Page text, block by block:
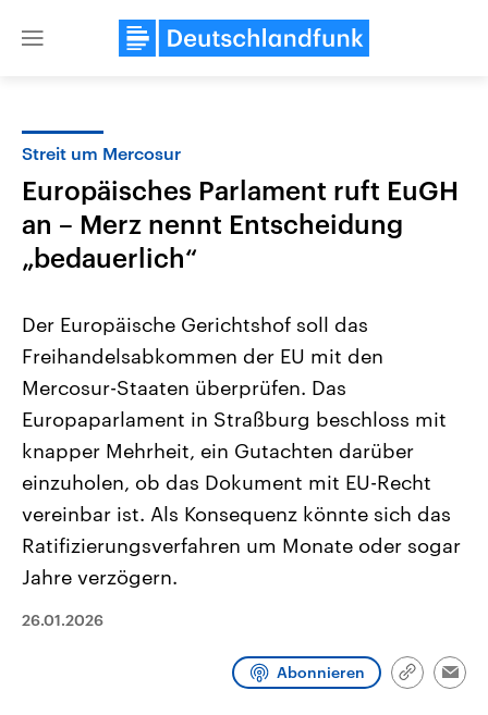
Close
Landtagswahl Sachsen-Anhalt
2026
Alle Informationen
Sachsen-Anhalt wählt am 6.
September 2026 einen neuen
Landtag. Seit 2021 wird das
Bundesland von einer Koalition aus
Umfragen, Prognosen,
Wahlprogramme, aktuelle Berichte
und Hintergründe zu den Parteien
und Kandidaten der anstehenden
Wahl.
USA
Aktuelle Beiträge,
Hintergründe
Wirtschaftlich und
gehören die Vereinigten
mit großem Einfluss auf
Sendungen Programm Podcasts
Streit um Mercosur
Europäisches Parlament ruft EuGH
an – Merz nennt Entscheidung
„bedauerlich“
Der Europäische Gerichtshof soll das
Freihandelsabkommen der EU mit den
Mercosur-Staaten überprüfen. Das
Europaparlament in Straßburg beschloss mit
knapper Mehrheit, ein Gutachten darüber
einzuholen, ob das Dokument mit EU-Recht
vereinbar ist. Als Konsequenz könnte sich das
Ratifizierungsverfahren um Monate oder sogar
Jahre verzögern.
26.01.2026
Abonnieren
Link